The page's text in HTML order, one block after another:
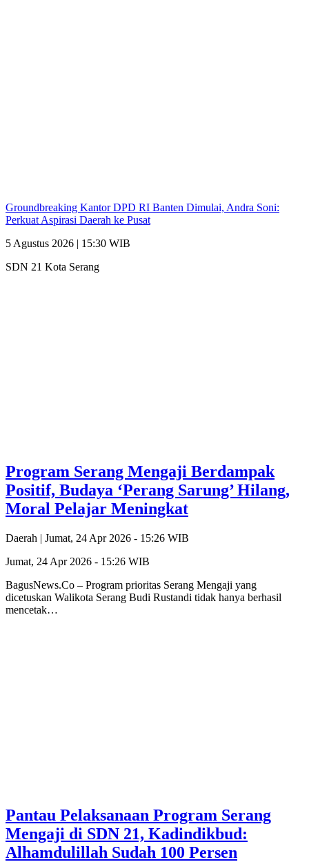
Groundbreaking Kantor DPD RI Banten Dimulai, Andra Soni:
Perkuat Aspirasi Daerah ke Pusat
5 Agustus 2026 | 15:30 WIB
SDN 21 Kota Serang
Program Serang Mengaji Berdampak
Positif, Budaya ‘Perang Sarung’ Hilang,
Moral Pelajar Meningkat
Daerah | Jumat, 24 Apr 2026 - 15:26 WIB
Jumat, 24 Apr 2026 - 15:26 WIB
BagusNews.Co – Program prioritas Serang Mengaji yang
dicetuskan Walikota Serang Budi Rustandi tidak hanya berhasil
mencetak…
Pantau Pelaksanaan Program Serang
Mengaji di SDN 21, Kadindikbud:
Alhamdulillah Sudah 100 Persen